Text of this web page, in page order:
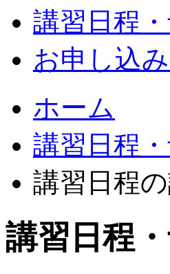
講習日程
お申し込
ホーム
講習日程
講習日程
講習日程